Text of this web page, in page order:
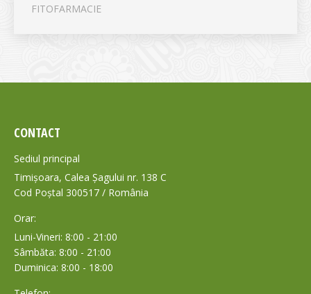
FITOFARMACIE
CONTACT
Sediul principal
Timișoara, Calea Șagului nr. 138 C
Cod Poștal 300517 / România
Orar:
Luni-Vineri: 8:00 - 21:00
Sâmbăta: 8:00 - 21:00
Duminica: 8:00 - 18:00